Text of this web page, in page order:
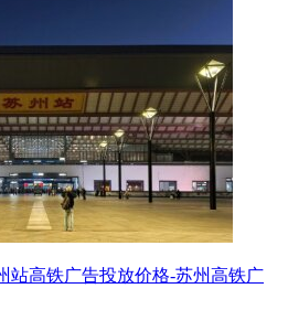
站高铁广告投放价格-苏州高铁广